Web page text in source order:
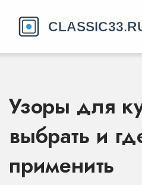
Узоры для
выбрать и
применить